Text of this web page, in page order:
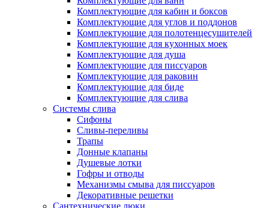
Комплектующие для кабин и боксов
Комплектующие для углов и поддонов
Комплектующие для полотенцесушителей
Комплектующие для кухонных моек
Комплектующие для душа
Комплектующие для писсуаров
Комплектующие для раковин
Комплектующие для биде
Комплектующие для слива
Системы слива
Сифоны
Сливы-переливы
Трапы
Донные клапаны
Душевые лотки
Гофры и отводы
Механизмы смыва для писсуаров
Декоративные решетки
Сантехнические люки